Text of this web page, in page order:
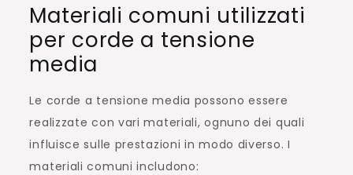
Materiali comuni utilizzati
per corde a tensione
media
Le corde a tensione media possono essere
realizzate con vari materiali, ognuno dei quali
influisce sulle prestazioni in modo diverso. I
materiali comuni includono: